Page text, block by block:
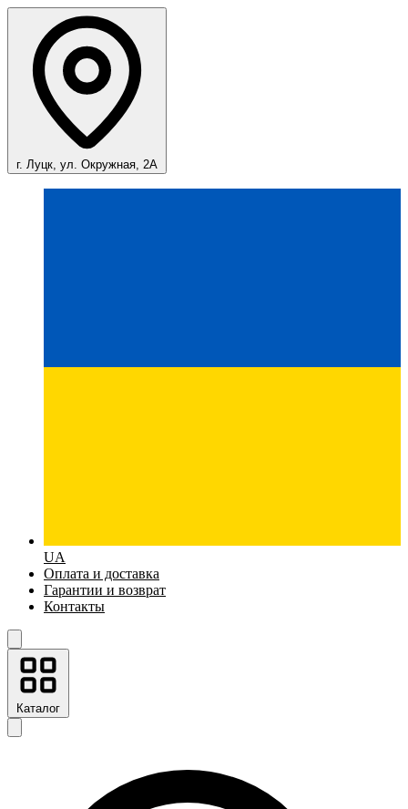
г. Луцк, ул. Окружная, 2А
UA
Оплата и доставка
Гарантии и возврат
Контакты
Каталог